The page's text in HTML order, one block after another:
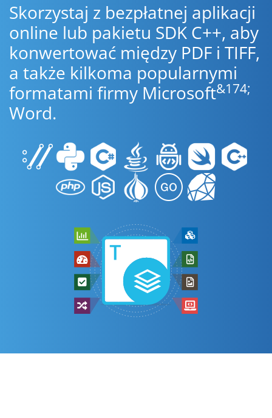
Skorzystaj z bezpłatnej aplikacji
online lub pakietu SDK C++, aby
konwertować między PDF i TIFF,
a także kilkoma popularnymi
formatami firmy Microsoft&174;
Word.